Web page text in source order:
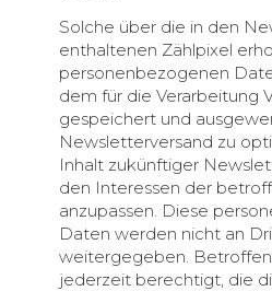
Solche über die in den
enthaltenen Zählpixel
personenbezogenen
dem für die Verarbeitung
gespeichert und
Newsletterversand zu
Inhalt zukünftiger
den Interessen der
anzupassen. Diese
Daten werden nicht an
weitergegeben.
jederzeit berechtigt, die